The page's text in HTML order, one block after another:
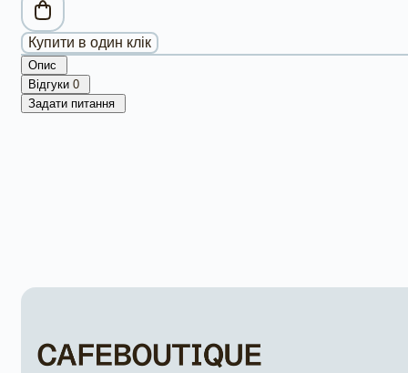
Купити в один клік
Опис
Відгуки 0
Задати питання